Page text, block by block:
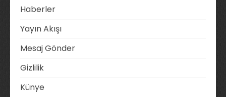
Haberler
Yayın Akışı
Mesaj Gönder
Gizlilik
Künye